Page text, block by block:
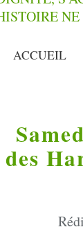
ACCUEIL
des